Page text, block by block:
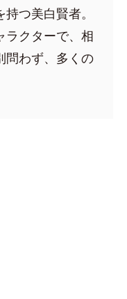
つ美白賢者。
ラクターで、相
問わず、多くの